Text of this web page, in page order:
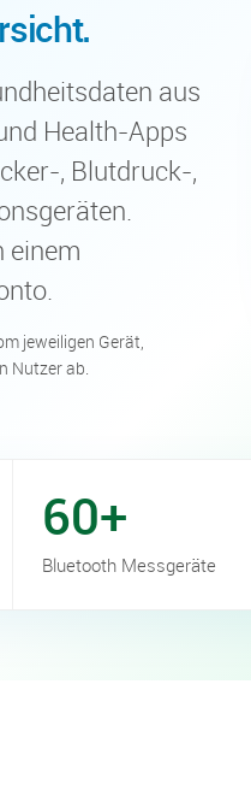
aus
Health-Apps
, Blutdruck-,
einem
jeweiligen Gerät,
Nutzer ab.
60+
Bluetooth Messgeräte